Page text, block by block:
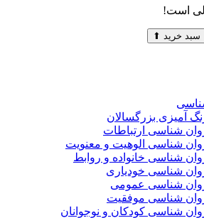
است!
سبد خرید ⬆
آمیزی بزرگسالان
شناسی ارتباطات
شناسی الوهیت و معنویت
شناسی خانواده و روابط
شناسی خودیاری
شناسی عمومی
شناسی موفقیت
شناسی کودکان و نوجوانان